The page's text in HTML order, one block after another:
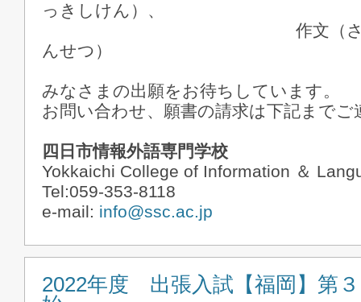
っきしけん）、
作文（さくぶん）
んせつ）
みなさまの出願をお待ちしています。
お問い合わせ、願書の請求は下記までご
四日市情報外語専門学校
Yokkaichi College of Information ＆
Tel:059-353-8118
e-mail: info@ssc.ac.jp
2022年度 出張入試【福岡】第